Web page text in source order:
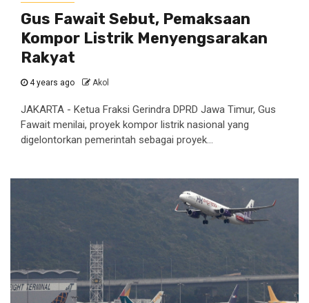
Gus Fawait Sebut, Pemaksaan
Kompor Listrik Menyengsarakan
Rakyat
4 years ago Akol
JAKARTA - Ketua Fraksi Gerindra DPRD Jawa Timur, Gus
Fawait menilai, proyek kompor listrik nasional yang
digelontorkan pemerintah sebagai proyek...